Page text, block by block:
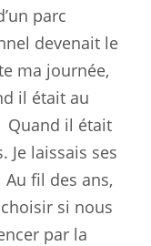
parc
devenait le
ma journée,
il était au
Quand il était
Je laissais ses
Au fil des ans,
choisir si nous
par la